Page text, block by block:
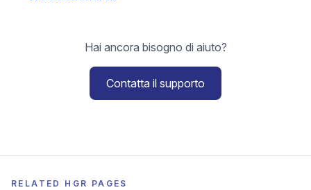
Hai ancora bisogno di aiuto?
Contatta il supporto
RELATED HGR PAGES